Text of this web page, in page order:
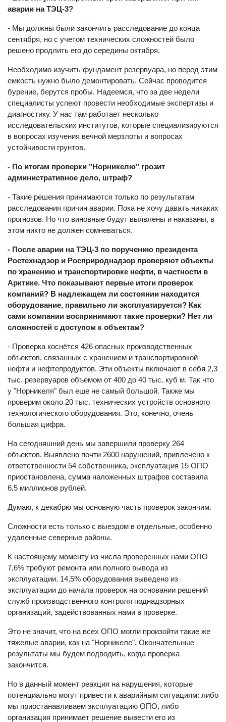
аварии на ТЭЦ-3?
- Мы должны были закончить расследование до конца
сентября, но с учетом технических сложностей было
решено продлить его до середины октября.
Необходимо изучить фундамент резервуара, но перед этим
емкость нужно было демонтировать. Сейчас проводится
бурение, берутся пробы. Надеемся, что за две недели
специалисты успеют провести необходимые экспертизы и
диагностику. У нас там работает несколько
исследовательских институтов, которые специализируются
в вопросах изучения вечной мерзлоты и вопросах
устойчивости грунтов.
- По итогам проверки "Норникелю" грозит
административное дело, штраф?
- Такие решения принимаются только по результатам
расследования причин аварии. Пока не хочу давать никаких
прогнозов. Но что виновные будут выявлены и наказаны, в
этом никто не должен сомневаться.
- После аварии на ТЭЦ-3 по поручению президента
Ростехнадзор и Росприроднадзор проверяют объекты
по хранению и транспортировке нефти, в частности в
Арктике. Что показывают первые итоги проверок
компаний? В надлежащем ли состоянии находится
оборудование, правильно ли эксплуатируется? Как
сами компании воспринимают такие проверки? Нет ли
сложностей с доступом к объектам?
- Проверка коснётся 426 опасных производственных
объектов, связанных с хранением и транспортировкой
нефти и нефтепродуктов. Эти объекты включают в себя 2,3
тыс. резервуаров объемом от 400 до 40 тыс. куб м. Так что
у "Норникеля" был еще не самый большой. Также мы
проверим около 20 тыс. технических устройств основного
технологического оборудования. Это, конечно, очень
большая цифра.
На сегодняшний день мы завершили проверку 264
объектов. Выявлено почти 2600 нарушений, привлечено к
ответственности 54 собственника, эксплуатация 15 ОПО
приостановлена, сумма наложенных штрафов составила
6,5 миллионов рублей.
Думаю, к декабрю мы основную часть проверок закончим.
Сложности есть только с выездом в отдельные, особенно
удаленные северные районы.
К настоящему моменту из числа проверенных нами ОПО
7,6% требуют ремонта или полного вывода из
эксплуатации. 14,5% оборудования выведено из
эксплуатации до начала проверок на основании решений
служб производственного контроля поднадзорных
организаций, задействованных нами в проверке.
Это не значит, что на всех ОПО могли произойти такие же
тяжелые аварии, как на "Норникеле". Окончательные
результаты мы будем подводить, когда проверка
закончится.
Но в данный момент реакция на нарушения, которые
потенциально могут привести к аварийным ситуациям: либо
мы приостанавливаем эксплуатацию ОПО, либо
организация принимает решение вывести его из